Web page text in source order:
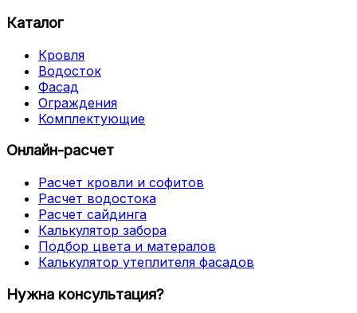
Каталог
Кровля
Водосток
Фасад
Ограждения
Комплектующие
Онлайн-расчет
Расчет кровли и софитов
Расчет водостока
Расчет сайдинга
Калькулятор забора
Подбор цвета и матералов
Калькулятор утеплителя фасадов
Нужна консультация?